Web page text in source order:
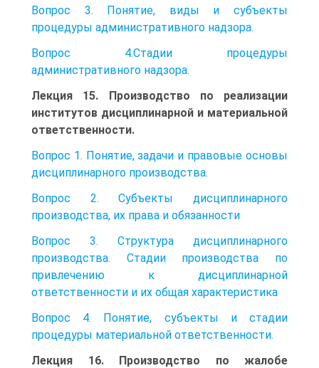
Вопрос 3. Понятие, виды и субъекты
процедуры административного надзора.
Вопрос 4.Стадии процедуры
административного надзора.
Лекция 15. Производство по реализации
институтов дисциплинарной и материальной
ответственности.
Вопрос 1. Понятие, задачи и правовые основы
дисциплинарного производства.
Вопрос 2. Субъекты дисциплинарного
производства, их права и обязанности
Вопрос 3. Структура дисциплинарного
производства. Стадии производства по
привлечению к дисциплинарной
ответственности и их общая характеристика
Вопрос 4. Понятие, субъекты и стадии
процедуры материальной ответственности.
Лекция 16. Производство по жалобе